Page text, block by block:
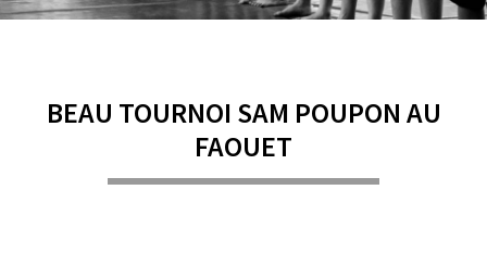
BEAU TOURNOI SAM POUPON AU
FAOUET